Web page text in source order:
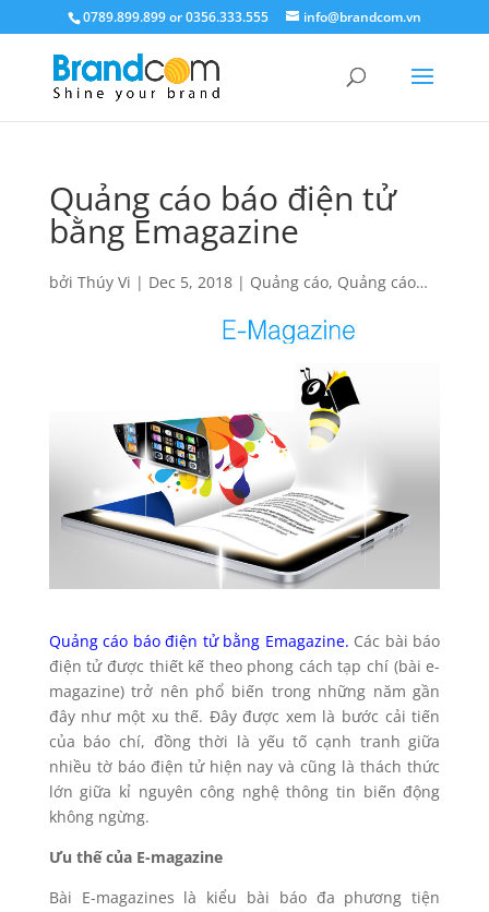
0789.899.899 or 0356.333.555 info@brandcom.vn
Quảng cáo báo điện tử
bằng Emagazine
bởi Thúy Vi | Dec 5, 2018| Quảng cáo, Quảng cáo
Quảng cáo báo điện tử bằng Emagazine. Các bài báo
điện tử được thiết kế theo phong cách tạp chí (bài e-
magazine) trở nên phổ biến trong những năm gần
đây như một xu thế. Đây được xem là bước cải tiến
của báo chí, đồng thời là yếu tố cạnh tranh giữa
nhiều tờ báo điện tử hiện nay và cũng là thách thức
lớn giữa kỉ nguyên công nghệ thông tin biến động
không ngừng.
Ưu thế của E-magazine
Bài E-magazines là kiểu bài báo đa phương tiện